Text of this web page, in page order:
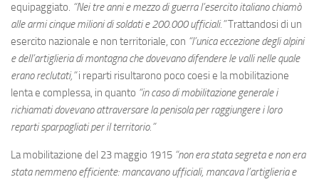
equipaggiato. “Nei tre anni e mezzo di guerra l’esercito italiano chiamò
alle armi cinque milioni di soldati e 200.000 ufficiali.”Trattandosi di un
esercito nazionale e non territoriale, con “l’unica eccezione degli alpini
e dell’artiglieria di montagna che dovevano difendere le valli nelle quale
erano reclutati,”i reparti risultarono poco coesi e la mobilitazione
lenta e complessa, in quanto “in caso di mobilitazione generale i
richiamati dovevano attraversare la penisola per raggiungere i loro
reparti sparpagliati per il territorio.”
La mobilitazione del 23 maggio 1915 “non era stata segreta e non era
stata nemmeno efficiente: mancavano ufficiali, mancava l’artiglieria e